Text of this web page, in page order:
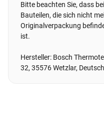
Bitte beachten Sie, dass
Bauteilen, die sich nicht
Originalverpackung
ist.
Hersteller: Bosch
32, 35576 Wetzlar,